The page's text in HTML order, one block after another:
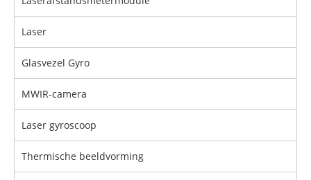
Laser
Glasvezel Gyro
MWIR-camera
Laser gyroscoop
Thermische beeldvorming